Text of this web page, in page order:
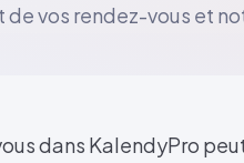
de vos rendez-vous et
dans KalendyPro